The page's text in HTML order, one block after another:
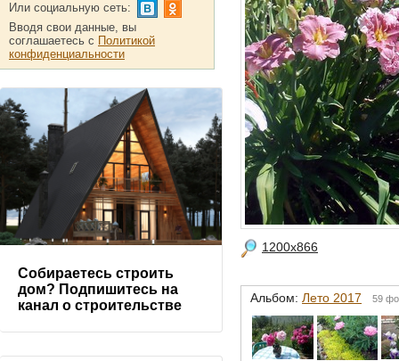
1200x866
Альбом: Лето 2017 59
Или социальную сеть:
Вводя свои данные, вы
соглашаетесь с Политикой
конфиденциальности
Собираетесь строить
дом? Подпишитесь на
канал о строительстве